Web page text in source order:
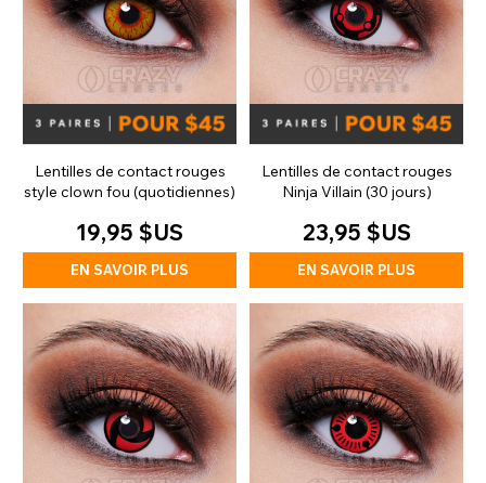
Lentilles de contact rouges
style clown fou (quotidiennes)
19,95 $US
EN SAVOIR PLUS
Lentilles de contact rouges
Ninja Villain (30 jours)
23,95 $US
EN SAVOIR PLUS